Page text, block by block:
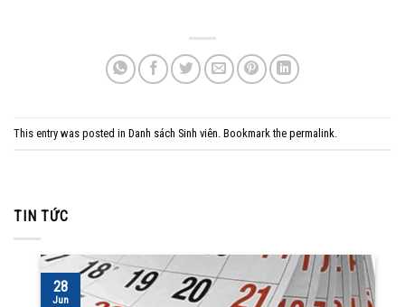
This entry was posted in Danh sách Sinh viên . Bookmark the permalink
TIN TỨC
28
Jun